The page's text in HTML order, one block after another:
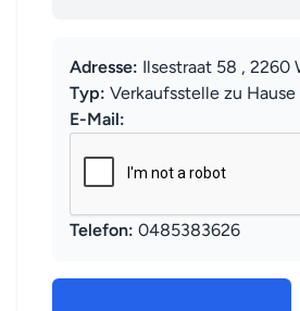
Adresse: Ilsestraat 58 , 2260
Typ: Verkaufsstelle zu Hause
E-Mail:
Telefon: 0485383626